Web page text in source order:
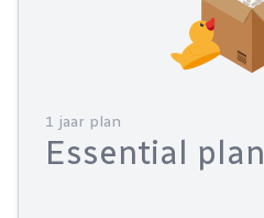
1 jaar plan
Essential plan